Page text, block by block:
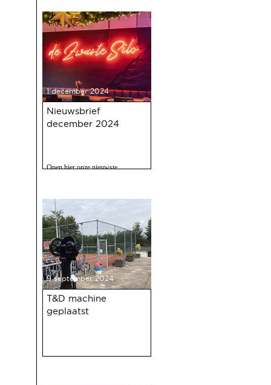
1 december 2024
Nieuwsbrief
december 2024
Open hier onze nieuwste
12 december a.s.
9 september 2024
T&D machine
geplaatst